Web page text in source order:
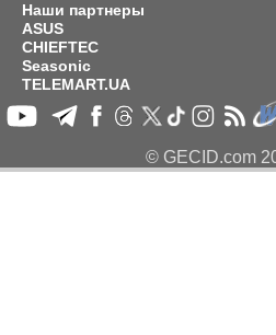
Наши партнеры
ASUS
CHIEFTEC
Seasonic
TELEMART.UA
© GECID.com